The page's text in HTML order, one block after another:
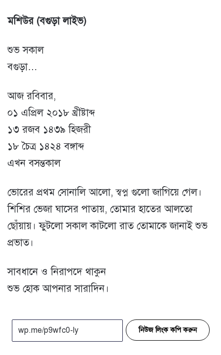
মশিউর (বগুড়া লাইভ)
শুভ সকাল
বগুড়া…
আজ রবিবার,
০১ এপ্রিল ২০১৮ খ্রীষ্টাব্দ
১৩ রজব ১৪৩৯ হিজরী
১৮ চৈত্র ১৪২৪ বঙ্গাব্দ
এখন বসন্তকাল
ভোরের প্রথম সোনালি আলো, স্বপ্ন গুলো জাগিয়ে গেল।
শিশির ভেজা ঘাসের পাতায়, তোমার হাতের আলতো
ছোঁয়ায়। ফুটলো সকাল কাটলো রাত তোমাকে জানাই শুভ
প্রভাত।
সাবধানে ও নিরাপদে থাকুন
শুভ হোক আপনার সারাদিন।
নিউজ লিংক কপি করুন